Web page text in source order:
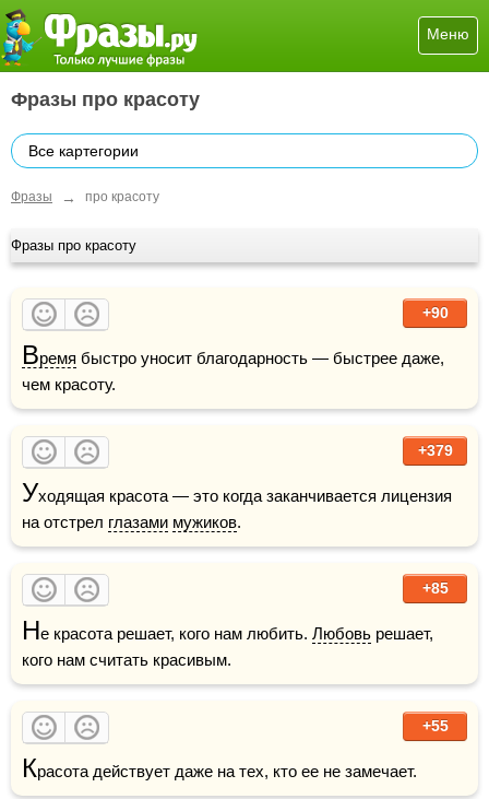
Меню
Фразы про красоту
Все картегории
Фразы → про красоту
Фразы про красоту
+90
Время быстро уносит благодарность — быстрее даже,
чем красоту.
+379
Уходящая красота — это когда заканчивается лицензия
на отстрел глазами мужиков.
+85
Не красота решает, кого нам любить. Любовь решает,
кого нам считать красивым.
+55
Красота действует даже на тех, кто ее не замечает.